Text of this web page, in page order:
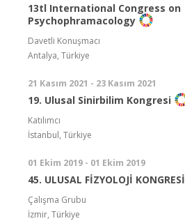
13tl International Congress on
Psychophramacology
Davetli Konuşmacı
Antalya, Türkiye
21 Kasım 2021 - 23 Kasım 2021
19. Ulusal Sinirbilim Kongresi
Katılımcı
İstanbul, Türkiye
01 Ekim 2019 - 01 Ekim 2019
45. ULUSAL FİZYOLOJİ KONGRESİ
Çalışma Grubu
İzmir, Türkiye